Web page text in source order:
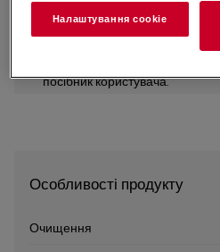
Інструкції з техніки безпеки
наведені в розділах 1 і 2
посібник користувача.
Особливості продукту
Очищення
Налаштування cookie